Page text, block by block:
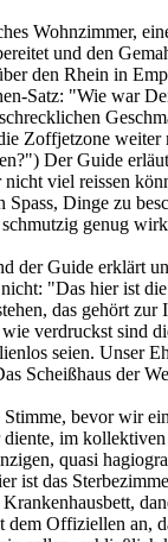
Wohnzimmer,
und den
den Rhein in
Satz: "Wie war
Zoffjetzone weiter
Der Guide
viel reissen
Spass, Dinge zu
genug
der Guide erklärt
"Das hier ist
das gehört zur
verdruckst sind
seien. Unser
Scheißhaus der
bevor wir
im
quasi
ist das
dem Offiziellen an,